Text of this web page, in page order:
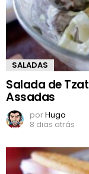
SALADAS
Salada de
Assadas
porHugo
8 dias atrás